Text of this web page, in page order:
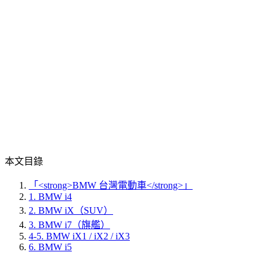
本文目錄
「<strong>BMW 台灣電動車</strong>」
1. BMW i4
2. BMW iX（SUV）
3. BMW i7（旗艦）
4-5. BMW iX1 / iX2 / iX3
6. BMW i5